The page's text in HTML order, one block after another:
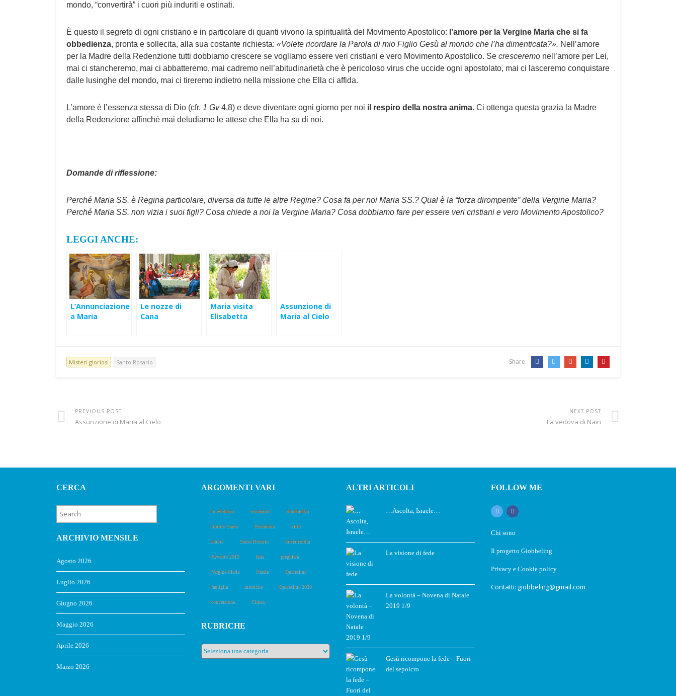
mondo, “convertirà” i cuori più induriti e ostinati.
È questo il segreto di ogni cristiano e in particolare di quanti vivono la spiritualità del Movimento Apostolico: l’amore per la Vergine Maria che si fa
obbedienza, pronta e sollecita, alla sua costante richiesta: «Volete ricordare la Parola di mio Figlio Gesù al mondo che l’ha dimenticata?». Nell’amore
per la Madre della Redenzione tutti dobbiamo crescere se vogliamo essere veri cristiani e vero Movimento Apostolico. Se cresceremo nell’amore per Lei,
mai ci stancheremo, mai ci abbatteremo, mai cadremo nell’abitudinarietà che è pericoloso virus che uccide ogni apostolato, mai ci lasceremo conquistare
dalle lusinghe del mondo, mai ci tireremo indietro nella missione che Ella ci affida.
L’amore è l’essenza stessa di Dio (cfr. 1 Gv4,8) e deve diventare ogni giorno per noi il respiro della nostra anima. Ci ottenga questa grazia la Madre
della Redenzione affinché mai deludiamo le attese che Ella ha su di noi.
Domande di riflessione:
Perché Maria SS. è Regina particolare, diversa da tutte le altre Regine? Cosa fa per noi Maria SS.? Qual è la “forza dirompente” della Vergine Maria?
Perché Maria SS. non vizia i suoi figli? Cosa chiede a noi la Vergine Maria? Cosa dobbiamo fare per essere veri cristiani e vero Movimento Apostolico?
LEGGI ANCHE:
L’Annunciazione
a Maria
Le nozze di
Cana
Maria visita
Elisabetta
Assunzione di
Maria al Cielo
Misteri gloriosi Santo Rosario Share:
PREVIOUS POST
Assunzione di Maria al Cielo
NEXT POST
La vedova di Nain
CERCA
ARCHIVIO MENSILE
Agosto 2026
Luglio 2026
Giugno 2026
Maggio 2026
Aprile 2026
Marzo 2026
ARGOMENTI VARI
in evidenza vocazione obbedienza
Spirito Santo Eucaristia virtù
amore Santo Rosario misericordia
Avvento 2019 fede preghiera
Vergine Maria Natale Quaresima
famiglia missione Quaresima 2020
conversione Chiesa
RUBRICHE
Rubriche
ALTRI ARTICOLI
…Ascolta, Israele…
La visione di fede
La volontà – Novena di Natale
2019 1/9
Gesù ricompone la fede – Fuori
del sepolcro
FOLLOW ME
Chi sono
Il progetto Giobbeling
Privacy e Cookie policy
Contatti: giobbeling@gmail.com